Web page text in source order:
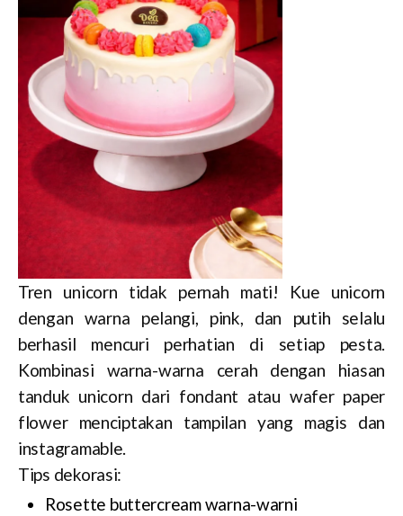
Tren unicorn tidak pernah mati! Kue unicorn
dengan warna pelangi, pink, dan putih selalu
berhasil mencuri perhatian di setiap pesta.
Kombinasi warna-warna cerah dengan hiasan
tanduk unicorn dari fondant atau wafer paper
flower menciptakan tampilan yang magis dan
instagramable.
Tips dekorasi:
Rosette buttercream warna-warni